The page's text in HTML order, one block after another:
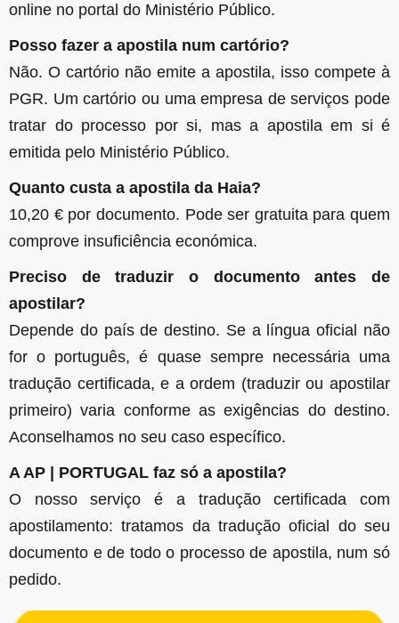
online no portal do Ministério Público.
Posso fazer a apostila num cartório?
Não. O cartório não emite a apostila, isso compete à
PGR. Um cartório ou uma empresa de serviços pode
tratar do processo por si, mas a apostila em si é
emitida pelo Ministério Público.
Quanto custa a apostila da Haia?
10,20 € por documento. Pode ser gratuita para quem
comprove insuficiência económica.
Preciso de traduzir o documento antes de
apostilar?
Depende do país de destino. Se a língua oficial não
for o português, é quase sempre necessária uma
tradução certificada, e a ordem (traduzir ou apostilar
primeiro) varia conforme as exigências do destino.
Aconselhamos no seu caso específico.
A AP | PORTUGAL faz só a apostila?
O nosso serviço é a tradução certificada com
apostilamento: tratamos da tradução oficial do seu
documento e de todo o processo de apostila, num só
pedido.